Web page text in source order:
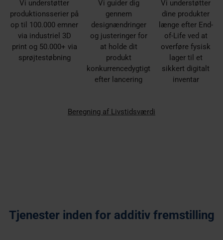
Vi understøtter
produktionsserier på
op til 100.000 emner
via industriel 3D
print og 50.000+ via
sprøjtestøbning
Vi guider dig
gennem
designændringer
og justeringer for
at holde dit
produkt
konkurrencedygtigt
efter lancering
Vi understøtter
dine produkter
længe efter End-
of-Life ved at
overføre fysisk
lager til et
sikkert digitalt
inventar
Beregning af Livstidsværdi
Tjenester inden for additiv fremstilling
Industriel 3D Print
Sprøjtestøbning